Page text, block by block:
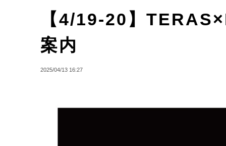
【4/19-20】
案内
2025/04/13 16:27